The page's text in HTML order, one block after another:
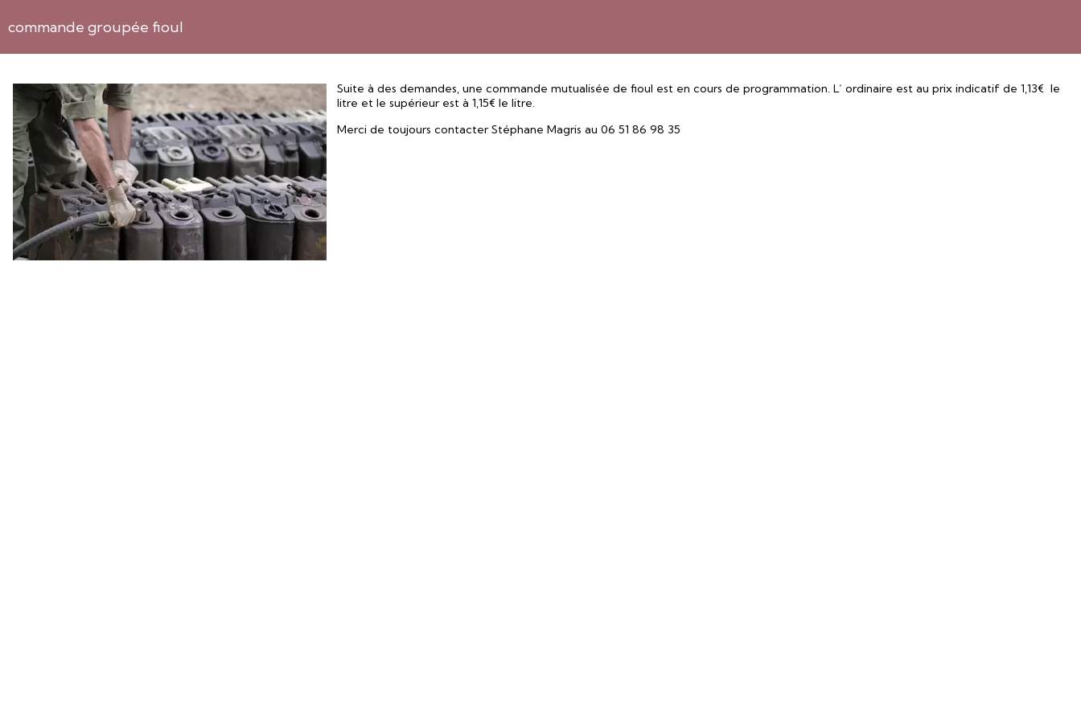
commande groupée fioul
Suite à des demandes, une commande mutualisée de fioul est en cours de programmation. L’ ordinaire est au prix indicatif de 1,13€ le
litre et le supérieur est à 1,15€ le litre.
Merci de toujours contacter Stéphane Magris au 06 51 86 98 35